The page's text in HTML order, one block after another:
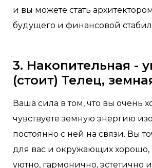
и вы можете стать
будущего и финансовой
3. Накопительная -
(стоит) Телец,
Ваша сила в том, что вы очень
чувствуете земную энергию
постоянно с ней на связи. Вы
для вас и окружающих хорошо,
уютно, гармонично, эстетично